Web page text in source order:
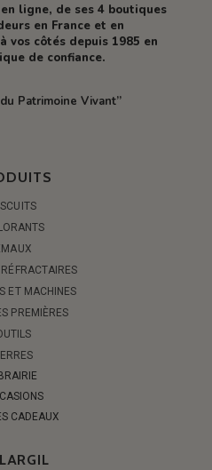
ligne, de ses 4 boutiques
en France et en
vos côtés depuis 1985 en
de confiance.
Patrimoine Vivant”
ET MACHINES
PREMIÈRES
CADEAUX